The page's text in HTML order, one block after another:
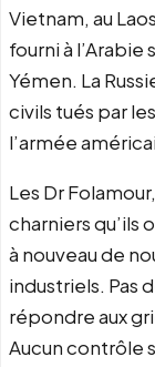
Vietnam, au
fourni à l’Arabie
Yémen. La
civils tués par
l’armée
Les Dr
charniers qu’ils
à nouveau de
industriels. Pas
répondre aux
Aucun contrôle